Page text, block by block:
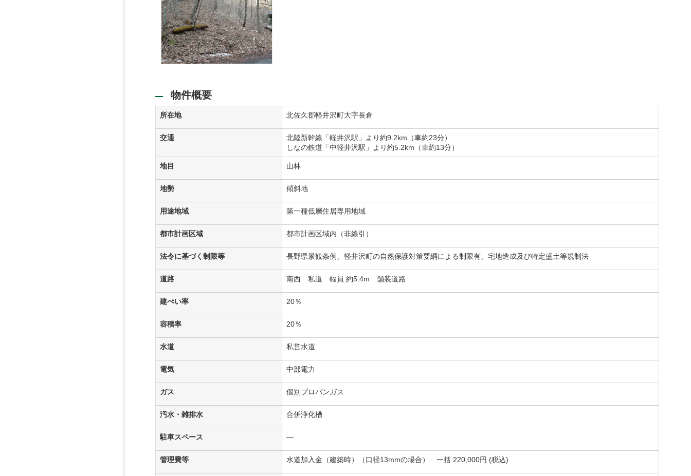
物件概要
所在地 北佐久郡軽井沢町大字長倉
交通
北陸新幹線「軽井沢駅」より約9.2km（車約23分）
しなの鉄道「中軽井沢駅」より約5.2km（車約13分）
地目 山林
地勢 傾斜地
用途地域 第一種低層住居専用地域
都市計画区域 都市計画区域内（非線引）
法令に基づく制限等 長野県景観条例、軽井沢町の自然保護対策要綱による制限有、宅地造成及び特定盛土等規制法
道路 南西 私道 幅員 約5.4m 舗装道路
建ぺい率 20％
容積率 20％
水道 私営水道
電気 中部電力
ガス 個別プロパンガス
汚水・雑排水 合併浄化槽
駐車スペース ―
管理費等 水道加入金（建築時）（口径13mmの場合） 一括 220,000円 (税込)